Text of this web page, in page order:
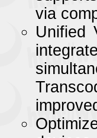
via
Unified